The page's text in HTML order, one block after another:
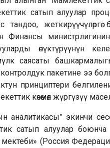
сатып алуулар
Финансы
өнүктүрүүнүн
саясаты
пакетине ээ
принциптери
көзөмөл жүргүзүү
аналитикасы” экинчи
сатып алуулар
(Россия